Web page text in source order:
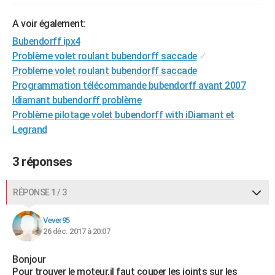
Carte de Noël
Carte Bonne année
Carte Saint-Valentin
Carte Pâques
Carte d'anniversaire
DICTIONNAIRE
Dictionnaire
Biographies
Citations
Expressions
Proverbes
PROGRAMME TV
COPAINS D'AVANT
S'inscrire
Se connecter
Lycées
Collèges
Primaires
Universités
Entreprises
Service militaire
Avis de recherche
AVIS DE DÉCÈS
FORUM
Lifestyle
Sport
Television
Cinema
A voir également:
Bubendorff ipx4
Problème volet roulant bubendorff saccade ✓
Probleme volet roulant bubendorff saccade
Programmation télécommande bubendorff avant 2007
Idiamant bubendorff problème
Problème pilotage volet bubendorff with iDiamant et
Legrand
3 réponses
RÉPONSE 1 / 3
Vever95
26 déc. 2017 à 20:07
Bonjour
Pour trouver le moteur,il faut couper les joints sur les